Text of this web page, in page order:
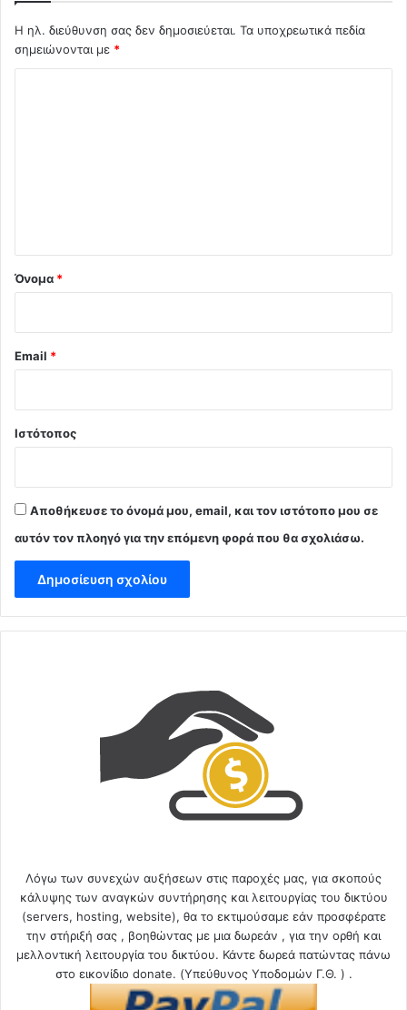
Η ηλ. διεύθυνση σας δεν δημοσιεύεται. Τα υποχρεωτικά πεδία
σημειώνονται με *
Όνομα *
Email *
Ιστότοπος
Αποθήκευσε το όνομά μου, email, και τον ιστότοπο μου σε
αυτόν τον πλοηγό για την επόμενη φορά που θα σχολιάσω.
Λόγω των συνεχών αυξήσεων στις παροχές μας, για σκοπούς
κάλυψης των αναγκών συντήρησης και λειτουργίας του δικτύου
(servers, hosting, website), θα το εκτιμούσαμε εάν προσφέρατε
την στήριξή σας , βοηθώντας με μια δωρεάν , για την ορθή και
μελλοντική λειτουργία του δικτύου. Κάντε δωρεά πατώντας πάνω
στο εικονίδιο donate. (Υπεύθυνος Υποδομών Γ.Θ. ) .